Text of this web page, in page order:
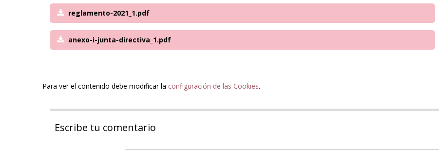
reglamento-2021_1.pdf
anexo-i-junta-directiva_1.pdf
Para ver el contenido debe modificar la configuración de las Cookies.
Escribe tu comentario